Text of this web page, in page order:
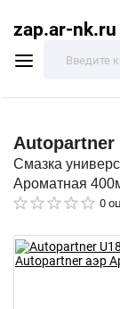
zap.ar-nk.ru
Autopartner
Смазка
Ароматная
0